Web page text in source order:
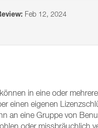
Feb 12, 2024
in eine oder
einen eigenen
an eine Gruppe von
oder missbräuchlich